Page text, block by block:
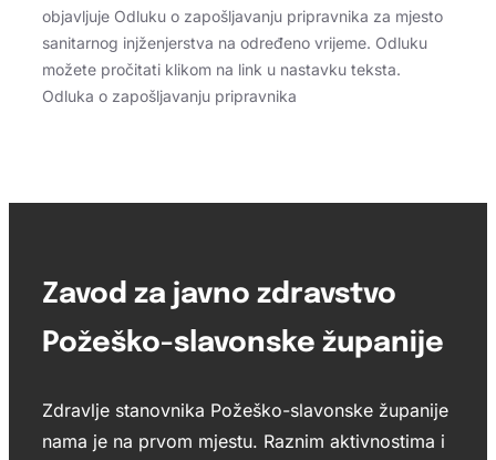
objavljuje Odluku o zapošljavanju pripravnika za mjesto
sanitarnog injženjerstva na određeno vrijeme. Odluku
možete pročitati klikom na link u nastavku teksta.
Odluka o zapošljavanju pripravnika
Zavod za javno zdravstvo
Požeško-slavonske županije
Zdravlje stanovnika Požeško-slavonske županije
nama je na prvom mjestu. Raznim aktivnostima i